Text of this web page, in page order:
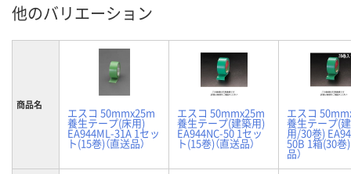
他のバリエーション
商品名
エスコ 50mmx25m
養生テープ(床用)
EA944ML-31A 1セッ
ト(15巻)（直送品）
エスコ 50mmx25m
養生テープ(建築用)
EA944NC-50 1セッ
ト(15巻)（直送品）
エスコ
養生テープ(
用/30巻)
50B 1箱(30巻)
品）